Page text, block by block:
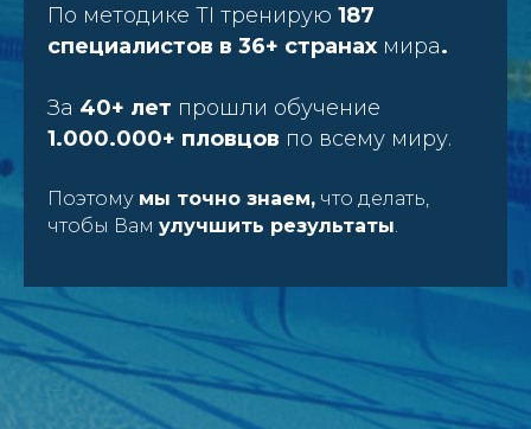
По методике TI тренирую 187
специалистов в 36+ странах мира.
За 40+ лет прошли обучение
1.000.000+ пловцов по всему миру.
Поэтому мы точно знаем, что делать,
чтобы Вам улучшить результаты.